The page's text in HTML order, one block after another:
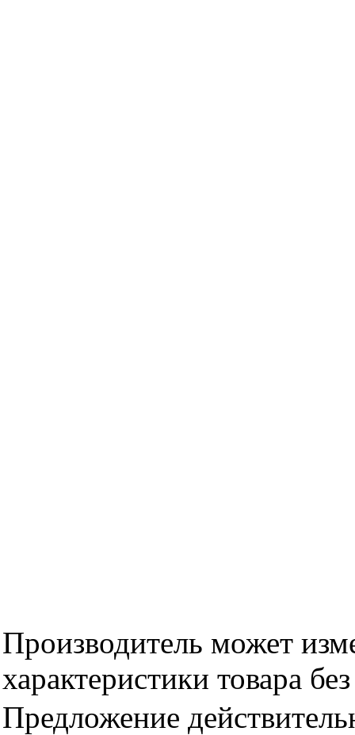
Производитель может
характеристики товара
Предложение